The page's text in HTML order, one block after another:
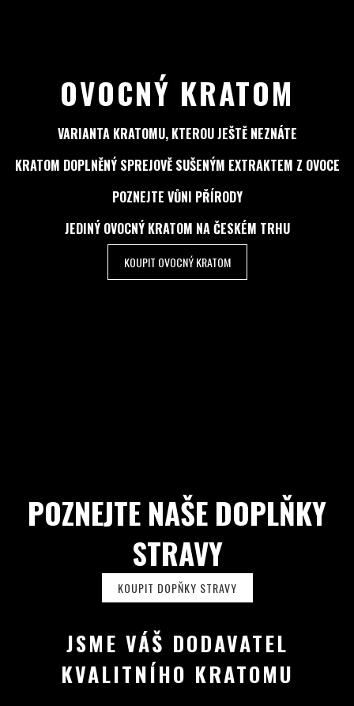
OVOCNÝ KRATOM
VARIANTA KRATOMU, KTEROU JEŠTĚ NEZNÁTE
KRATOM DOPLNĚNÝ SPREJOVĚ SUŠENÝM EXTRAKTEM Z OVOCE
POZNEJTE VŮNI PŘÍRODY
JEDINÝ OVOCNÝ KRATOM NA ČESKÉM TRHU
KOUPIT OVOCNÝ KRATOM
POZNEJTE NAŠE DOPLŇKY
STRAVY
KOUPIT DOPŇKY STRAVY
JSME VÁŠ DODAVATEL
KVALITNÍHO KRATOMU